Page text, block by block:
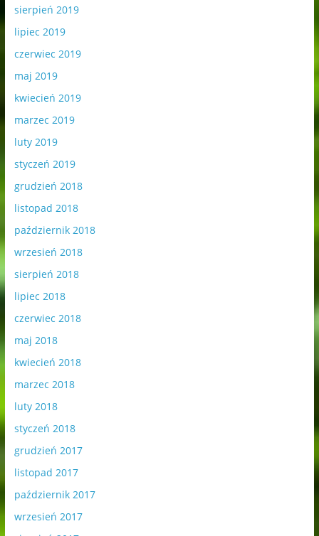
sierpień 2019
lipiec 2019
czerwiec 2019
maj 2019
kwiecień 2019
marzec 2019
luty 2019
styczeń 2019
grudzień 2018
listopad 2018
październik 2018
wrzesień 2018
sierpień 2018
lipiec 2018
czerwiec 2018
maj 2018
kwiecień 2018
marzec 2018
luty 2018
styczeń 2018
grudzień 2017
listopad 2017
październik 2017
wrzesień 2017